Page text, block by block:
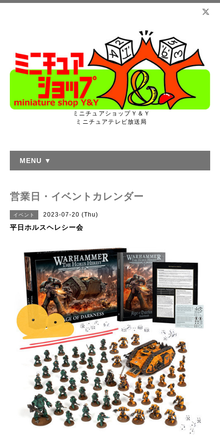
ミニチュアショップＹ＆Ｙ
ミニチュアテレビ放送局
MENU ▼
営業日・イベントカレンダー
イベント 2023-07-20 (Thu)
平日ホルスヘレシー会